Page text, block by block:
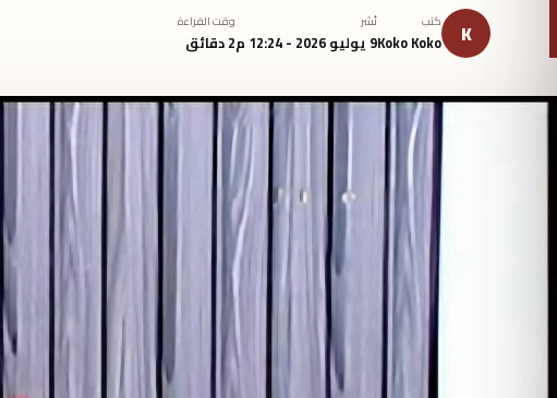
K كتب
Koko Koko
نُشر
9 يوليو 2026 - 12:24 م
وقت القراءة
2 دقائق